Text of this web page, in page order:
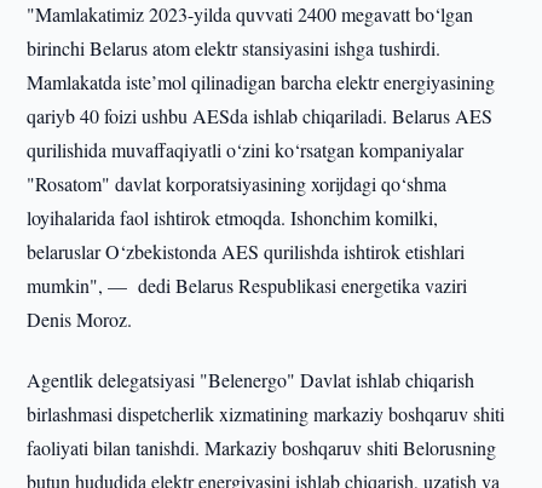
"Mamlakatimiz 2023-yilda quvvati 2400 megavatt bo‘lgan
birinchi Belarus atom elektr stansiyasini ishga tushirdi.
Mamlakatda iste’mol qilinadigan barcha elektr energiyasining
qariyb 40 foizi ushbu AESda ishlab chiqariladi. Belarus AES
qurilishida muvaffaqiyatli o‘zini ko‘rsatgan kompaniyalar
"Rosatom" davlat korporatsiyasining xorijdagi qo‘shma
loyihalarida faol ishtirok etmoqda. Ishonchim komilki,
belaruslar O‘zbekistonda AES qurilishda ishtirok etishlari
mumkin", — dedi Belarus Respublikasi energetika vaziri
Denis Moroz.
Agentlik delegatsiyasi "Belenergo" Davlat ishlab chiqarish
birlashmasi dispetcherlik xizmatining markaziy boshqaruv shiti
faoliyati bilan tanishdi. Markaziy boshqaruv shiti Belorusning
butun hududida elektr energiyasini ishlab chiqarish, uzatish va